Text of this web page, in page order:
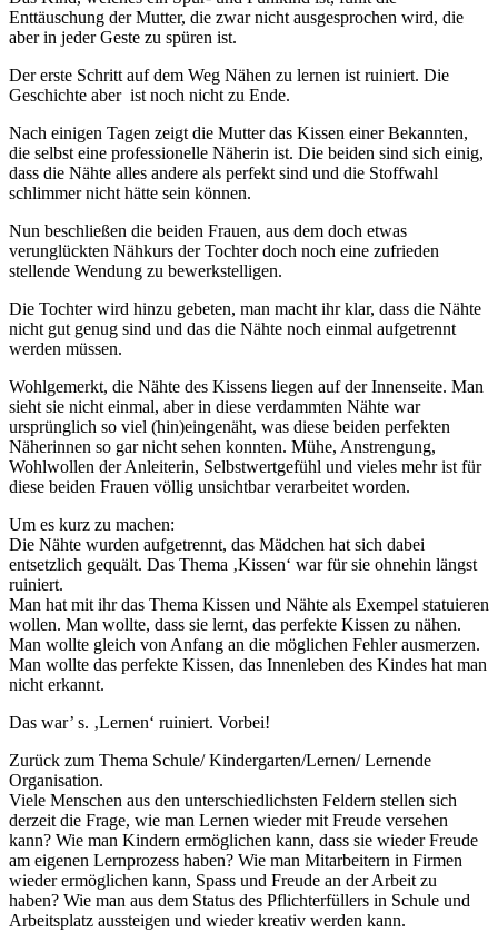
Enttäuschung der Mutter, die zwar nicht ausgesprochen wird, die
aber in jeder Geste zu spüren ist.
Der erste Schritt auf dem Weg Nähen zu lernen ist ruiniert. Die
Geschichte aber ist noch nicht zu Ende.
Nach einigen Tagen zeigt die Mutter das Kissen einer Bekannten,
die selbst eine professionelle Näherin ist. Die beiden sind sich einig,
dass die Nähte alles andere als perfekt sind und die Stoffwahl
schlimmer nicht hätte sein können.
Nun beschließen die beiden Frauen, aus dem doch etwas
verunglückten Nähkurs der Tochter doch noch eine zufrieden
stellende Wendung zu bewerkstelligen.
Die Tochter wird hinzu gebeten, man macht ihr klar, dass die Nähte
nicht gut genug sind und das die Nähte noch einmal aufgetrennt
werden müssen.
Wohlgemerkt, die Nähte des Kissens liegen auf der Innenseite. Man
sieht sie nicht einmal, aber in diese verdammten Nähte war
ursprünglich so viel (hin)eingenäht, was diese beiden perfekten
Näherinnen so gar nicht sehen konnten. Mühe, Anstrengung,
Wohlwollen der Anleiterin, Selbstwertgefühl und vieles mehr ist für
diese beiden Frauen völlig unsichtbar verarbeitet worden.
Um es kurz zu machen:
Die Nähte wurden aufgetrennt, das Mädchen hat sich dabei
entsetzlich gequält. Das Thema ‚Kissen‘ war für sie ohnehin längst
ruiniert.
Man hat mit ihr das Thema Kissen und Nähte als Exempel statuieren
wollen. Man wollte, dass sie lernt, das perfekte Kissen zu nähen.
Man wollte gleich von Anfang an die möglichen Fehler ausmerzen.
Man wollte das perfekte Kissen, das Innenleben des Kindes hat man
nicht erkannt.
Das war’ s. ‚Lernen‘ ruiniert. Vorbei!
Zurück zum Thema Schule/ Kindergarten/Lernen/ Lernende
Organisation.
Viele Menschen aus den unterschiedlichsten Feldern stellen sich
derzeit die Frage, wie man Lernen wieder mit Freude versehen
kann? Wie man Kindern ermöglichen kann, dass sie wieder Freude
am eigenen Lernprozess haben? Wie man Mitarbeitern in Firmen
wieder ermöglichen kann, Spass und Freude an der Arbeit zu
haben? Wie man aus dem Status des Pflichterfüllers in Schule und
Arbeitsplatz aussteigen und wieder kreativ werden kann.